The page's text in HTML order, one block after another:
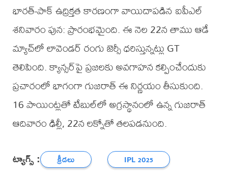
భారత్-పాక్ ఉద్రిక్తత కారణంగా వాయిదాపడిన ఐపీఎల్
శనివారం పున: ప్రారంభమైంది. ఈ నెల 22న తాము ఆడే
మ్యాచ్‌లో లావెండర్ రంగు జెర్సీ ధరిస్తున్నట్లు GT
తెలిపింది. క్యాన్సర్‌పై ప్రజలకు అవగాహన కల్పించేందుకు
ప్రచారంలో భాగంగా గుజరాత్ ఈ నిర్ణయం తీసుకుంది.
16 పాయింట్లతో టేబుల్‌లో అగ్రస్థానంలో ఉన్న గుజరాత్
ఆదివారం ఢిల్లీ, 22న లక్నోతో తలపడనుంది.
ట్యాగ్స్ : క్రీడలు IPL 2025